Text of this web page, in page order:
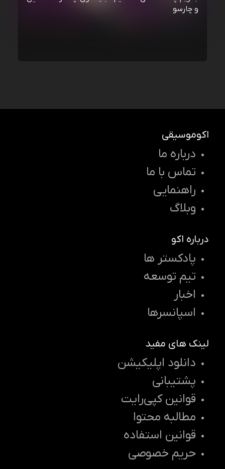
و چارسو
اکوموسیقی
درباره ما
تماس با ما
راهنمایی
وبلاگ
درباره اکو
پادکستر ها
تیم توسعه
اخبار
اسپانسرها
لینک های مفید
دانلود اپلیکیشن
پشتیبانی
قوانین کپی‌رایت
مطالبه محتوا
قوانین استفاده
حریم خصوصی